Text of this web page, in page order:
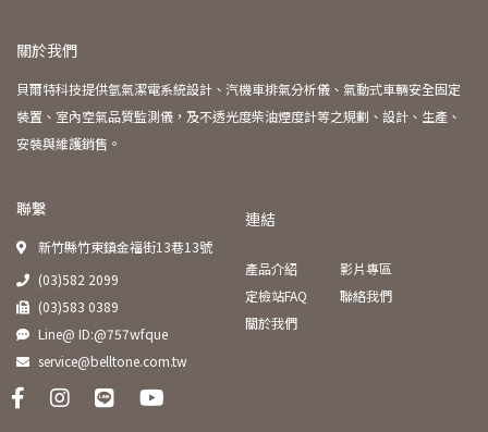
關於我們
貝爾特科技提供氫氣潔電系統設計、汽機車排氣分析儀、氣動式車輛安全固定
裝置、室內空氣品質監測儀，及不透光度柴油煙度計等之規劃、設計、生產、
安裝與維護銷售。
聯繫
新竹縣竹東鎮金福街13巷13號
(03)582 2099
(03)583 0389
Line@ ID:@757wfque
service@belltone.com.tw
連結
產品介紹
定檢站FAQ
關於我們
影片專區
聯絡我們